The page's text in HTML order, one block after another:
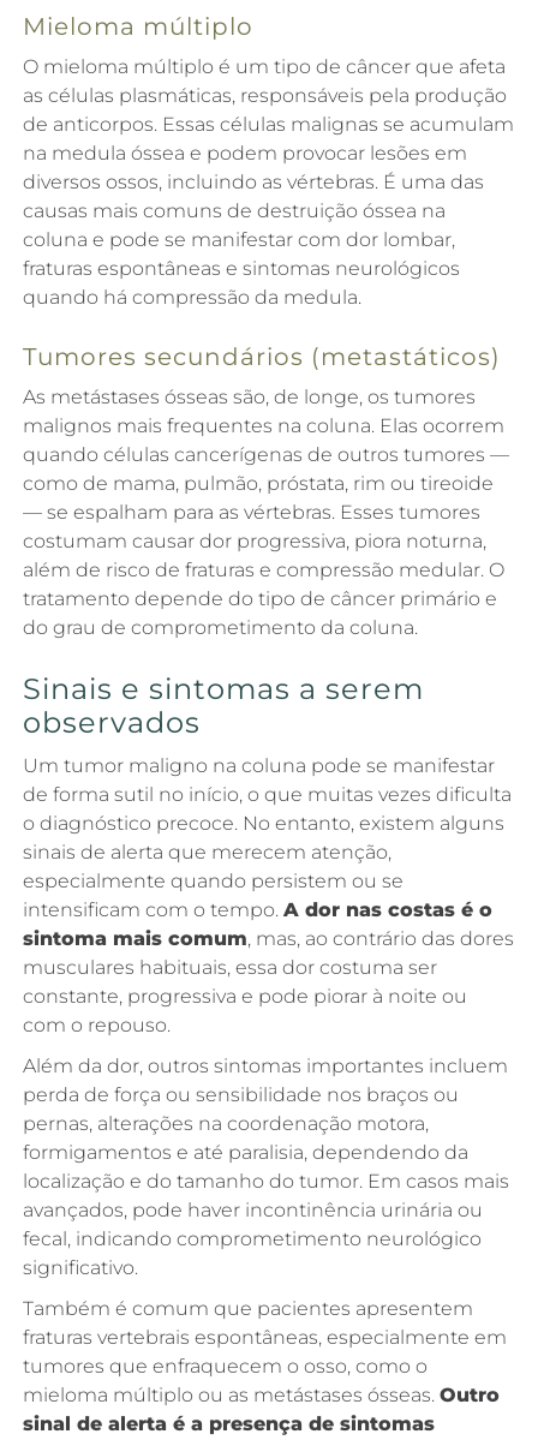
Mieloma múltiplo
O mieloma múltiplo é um tipo de câncer que afeta
as células plasmáticas, responsáveis pela produção
de anticorpos. Essas células malignas se acumulam
na medula óssea e podem provocar lesões em
diversos ossos, incluindo as vértebras. É uma das
causas mais comuns de destruição óssea na
coluna e pode se manifestar com dor lombar,
fraturas espontâneas e sintomas neurológicos
quando há compressão da medula.
Tumores secundários (metastáticos)
As metástases ósseas são, de longe, os tumores
malignos mais frequentes na coluna. Elas ocorrem
quando células cancerígenas de outros tumores —
como de mama, pulmão, próstata, rim ou tireoide
— se espalham para as vértebras. Esses tumores
costumam causar dor progressiva, piora noturna,
além de risco de fraturas e compressão medular. O
tratamento depende do tipo de câncer primário e
do grau de comprometimento da coluna.
Sinais e sintomas a serem
observados
Um tumor maligno na coluna pode se manifestar
de forma sutil no início, o que muitas vezes dificulta
o diagnóstico precoce. No entanto, existem alguns
sinais de alerta que merecem atenção,
especialmente quando persistem ou se
intensificam com o tempo.A dor nas costas é o
sintoma mais comum, mas, ao contrário das dores
musculares habituais, essa dor costuma ser
constante, progressiva e pode piorar à noite ou
com o repouso.
Além da dor, outros sintomas importantes incluem
perda de força ou sensibilidade nos braços ou
pernas, alterações na coordenação motora,
formigamentos e até paralisia, dependendo da
localização e do tamanho do tumor. Em casos mais
avançados, pode haver incontinência urinária ou
fecal, indicando comprometimento neurológico
significativo.
Também é comum que pacientes apresentem
fraturas vertebrais espontâneas, especialmente em
tumores que enfraquecem o osso, como o
mieloma múltiplo ou as metástases ósseas.Outro
sinal de alerta é a presença de sintomas